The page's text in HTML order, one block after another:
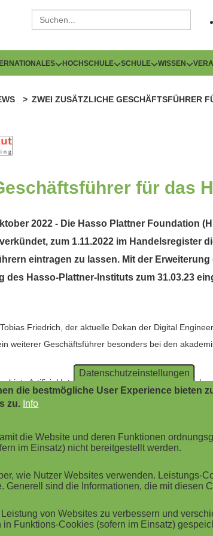
HOCHSCHULE SCHULE WISSEN
ZWEI ZUSÄTZLICHE GESCHÄFTSFÜHRER
für das
2022 - Die Hasso Plattner Foundation
zum 1.11.2022 im Handelsregister
eintragen zu lassen. Mit der
des Hasso-Plattner-Instituts zum 31.03.23
Friedrich, der aktuelle Dekan der Digital
weiterer Geschäftsführer besonders bei den
Artificial Intelligence and Sustainability, wird
bei den strategischen Partnerschaften und
Dr. Marcus Kölling, wird in diesem
und deren operative Umsetzung im Team
Emeritierung Ende März 2023 insbesondere die
neue Geschäftsführung übergeben.
Datenschutzeinstellungen
die bestmögliche User Experience bieten
zu. Info
die Website und deren Funktionen
im Einsatz) nicht bereitgestellt werden.
wie Nutzer Websites verwenden. Leistungs-
Generell sind die Informationen, die mit diesen
von Websites zu verbessern und
Funktions-Cookies (sofern im Einsatz)